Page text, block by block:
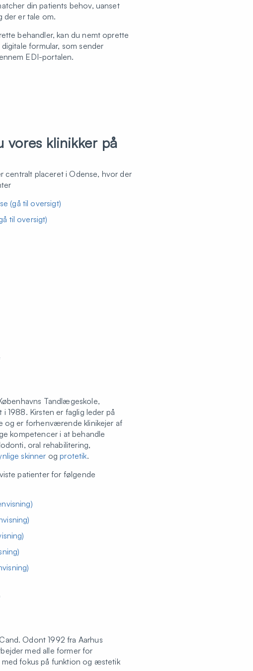
din patients behov, uanset
der er tale om.
behandler, kan du nemt oprette
formular, som sender
EDI-portalen.
vores klinikker på
centralt placeret i Odense, hvor der
(gå til oversigt)
til oversigt)
Tandlægeskole,
i 1988. Kirsten er faglig leder på
og er forhenværende klinikejer af
kompetencer i at behandle
oral rehabilitering,
skinner ogprotetik.
patienter for følgende
Odont 1992 fra Aarhus
med alle former for
fokus på funktion og æstetik